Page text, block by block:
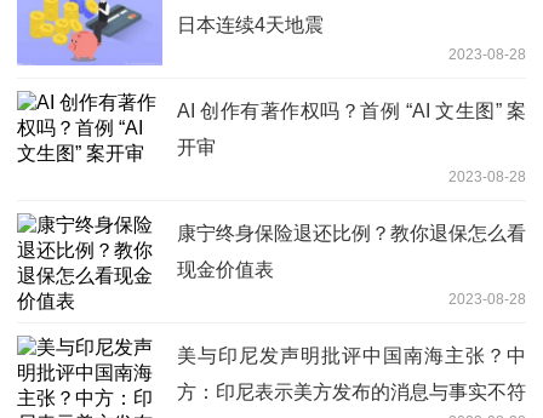
日本连续4天地震
2023-08-28
AI 创作有著作权吗？首例 “AI 文生图” 案
开审
2023-08-28
康宁终身保险退还比例？教你退保怎么看
现金价值表
2023-08-28
美与印尼发声明批评中国南海主张？中
方：印尼表示美方发布的消息与事实不符